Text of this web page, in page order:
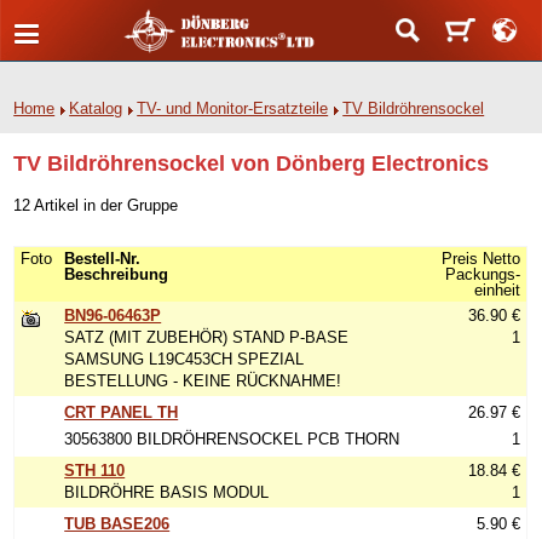
Home Katalog TV- und Monitor-Ersatzteile TV Bildröhrensockel
TV Bildröhrensockel von Dönberg Electronics
12 Artikel in der Gruppe
Foto
Bestell-Nr.
Beschreibung
Preis Netto
Packungs-
einheit
BN96-06463P
SATZ (MIT ZUBEHÖR) STAND P-BASE
SAMSUNG L19C453CH SPEZIAL
BESTELLUNG - KEINE RÜCKNAHME!
36.90 €
1
CRT PANEL TH
30563800 BILDRÖHRENSOCKEL PCB THORN
26.97 €
1
STH 110
BILDRÖHRE BASIS MODUL
18.84 €
1
TUB BASE206
5.90 €